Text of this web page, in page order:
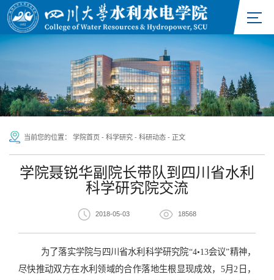
当前您的位置： 学院首页 - 科学研究 - 科研动态 - 正文
学院聂锐华副院长带队到四川省水利
科学研究院交流
2018-05-03 18568
为了落实学院与四川省水利科学研究院“4•13会议”精神，
尽快推动双方在水利领域的合作落地生根显现成效， 5月2日，